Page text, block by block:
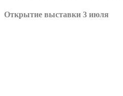
Открытие выставки 3 июля